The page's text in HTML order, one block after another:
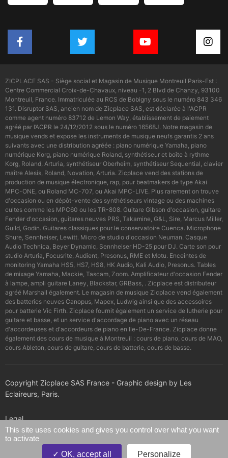
ZICPLACE SAS - Siège social et Magasin de Musique Montreuil Paris-Est :
Centre Commercial Croix-de-Chavaux, niveau -1, 2 Blvd de Chanzy, 93100
Montreuil, France. Immatriculée au RCS de Bobigny sous le numéro 843 346
131. Disruptor SAS, ancien nom de Zicplace SAS, est déclarée à l'ACPR
comme agent numéro 83712 de Lemon Way, établissement de paiement
agréé par l’ACPR le 24/12/2012 sous le numéro 16568J. Notre magasin de
musique vends et expose les instruments de musique neufs garantis 2 ans
suivants avec une distribution agréée : piano numérique Yamaha, piano
numérique Korg, piano numérique Roland, synthétiseur et boîte à rythme
Korg, Roland, Arturia, synthétiseur Oberheim, synthétiseur Sequential, clavier
maître Alesis, Roland, Novation, Arturia. Zicplace vend des stations de
production de musique électronique, rap, pour beatmakers de type Akai
MPC-ONE, ou Roland MC-707, ou Akai MPC-LIVE. Plus rarement on trouve
d'occasion ou en dépôt-vente des synthétiseurs vintage ou des machines
cultes comme les MPC60 ou les TR-808. Guitare Gibson d'occasion, guitare
Fender d'occasion, guitares neuves PRS, Takamine, G&L, Sire, Marcus Miller,
Guild, Godin. Guitares classiques pour le conservatoire Cuenca. Microphone
Shure, Sennheiser, Lewitt. Micro de studio d'occasion Neuman. Casque
Audio Technica, Beyer Dynamic, Sennheiser HD-25 pour DJ. Carte son pour
studio Arturia, Focusrite, Audient, Presonus, RME et Motu. Enceintes de
monitoring Yamaha HS5, HS7, HS8, HK Audio, Kali Audio, Presonus. Tables
de mixage Yamaha, Mackie, Tascam, Zoom. Amplificateur d'occasion Fender
à lampe, ampli guitare Laney, Blackstar, GRBass, . Zicplace est distributeur
agréé Marshall également. Le magasin de musique Zicplace vend également
des batteries neuves Canopus, Mapex, Ludwig ainsi que des accessoires
pour batterie Vic Firth. Zicplace fournit également un service de lutherie pour
guitare et basse, et un service d'accordage de piano avec un réseau
d'accordeuses et d'accordeurs de piano en Ile-De-France. Zicplace donne
également des cours de musique à Montreuil : cours de piano, cours de MAO,
cours Ableton, cours de guitare, cours de batterie, cours de basse.
Copyright Zicplace SAS France - Graphic design by Les
Eclaireurs, Paris.
Legal
Confidentiality policy
This site uses cookies and gives you control over what you want
to activate
OK, accept all
Personalize